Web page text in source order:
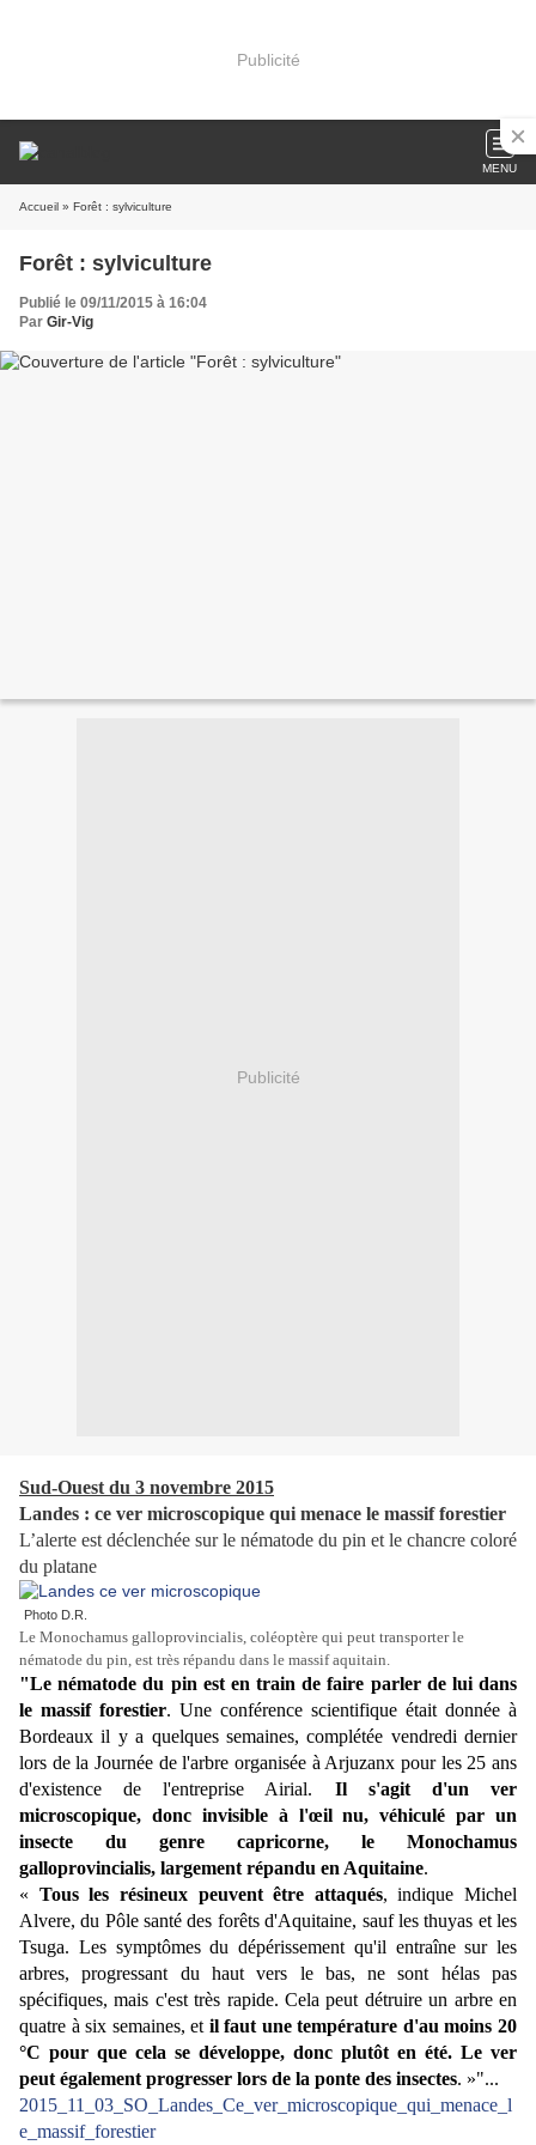
Publicité
MENU
Accueil » Forêt : sylviculture
Forêt : sylviculture
Publié le 09/11/2015 à 16:04
Par Gir-Vig
Publicité
Sud-Ouest du 3 novembre 2015
Landes : ce ver microscopique qui menace le massif forestier
L’alerte est déclenchée sur le nématode du pin et le chancre coloré
du platane
Photo D.R.
Le Monochamus galloprovincialis, coléoptère qui peut transporter le
nématode du pin, est très répandu dans le massif aquitain.
"Le nématode du pin est en train de faire parler de lui dans
le massif forestier. Une conférence scientifique était donnée à
Bordeaux il y a quelques semaines, complétée vendredi dernier
lors de la Journée de l'arbre organisée à Arjuzanx pour les 25 ans
d'existence de l'entreprise Airial. Il s'agit d'un ver
microscopique, donc invisible à l'œil nu, véhiculé par un
insecte du genre capricorne, le Monochamus
galloprovincialis, largement répandu en Aquitaine.
« Tous les résineux peuvent être attaqués, indique Michel
Alvere, du Pôle santé des forêts d'Aquitaine, sauf les thuyas et les
Tsuga. Les symptômes du dépérissement qu'il entraîne sur les
arbres, progressant du haut vers le bas, ne sont hélas pas
spécifiques, mais c'est très rapide. Cela peut détruire un arbre en
quatre à six semaines, et il faut une température d'au moins 20
°C pour que cela se développe, donc plutôt en été. Le ver
peut également progresser lors de la ponte des insectes. »"...
2015_11_03_SO_Landes_Ce_ver_microscopique_qui_menace_l
e_massif_forestier